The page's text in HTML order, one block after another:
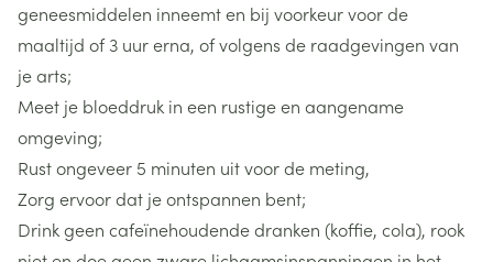
geneesmiddelen inneemt en bij voorkeur voor de
maaltijd of 3 uur erna, of volgens de raadgevingen van
je arts;
Meet je bloeddruk in een rustige en aangename
omgeving;
Rust ongeveer 5 minuten uit voor de meting,
Zorg ervoor dat je ontspannen bent;
Drink geen cafeïnehoudende dranken (koffie, cola), rook